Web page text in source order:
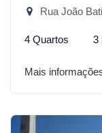
Rua João Batista
4 Quartos 3
Mais